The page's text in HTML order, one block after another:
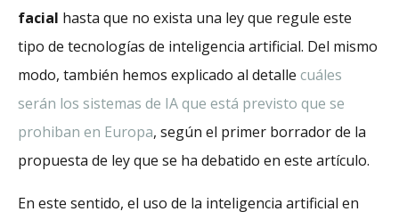
facial hasta que no exista una ley que regule este
tipo de tecnologías de inteligencia artificial. Del mismo
modo, también hemos explicado al detalle cuáles
serán los sistemas de IA que está previsto que se
prohiban en Europa, según el primer borrador de la
propuesta de ley que se ha debatido en este artículo.
En este sentido, el uso de la inteligencia artificial en